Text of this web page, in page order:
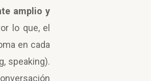
amplio y
lo que, el
en cada
speaking).